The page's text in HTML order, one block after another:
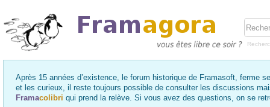
Après 15 années d’existence, le forum historique de Framasoft, ferme
et les curieux, il reste toujours possible de consulter les discussions
Framacolibri qui prend la relève. Si vous avez des questions, on se